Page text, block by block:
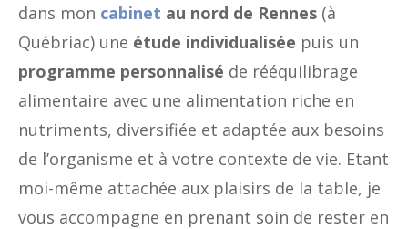
dans mon cabinet au nord de Rennes (à
Québriac) une étude individualisée puis un
programme personnalisé de rééquilibrage
alimentaire avec une alimentation riche en
nutriments, diversifiée et adaptée aux besoins
de l’organisme et à votre contexte de vie. Etant
moi-même attachée aux plaisirs de la table, je
vous accompagne en prenant soin de rester en